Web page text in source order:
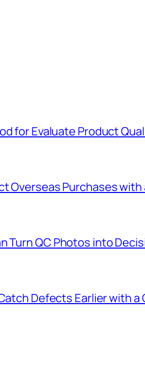
for Evaluate Product
Overseas Purchases
Turn QC Photos into
Defects Earlier with